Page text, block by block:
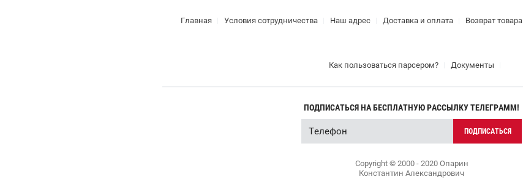
Главная Условия сотрудничества Наш адрес Доставка и оплата Возврат товара
Как пользоваться парсером? Документы
ПОДПИСАТЬСЯ НА БЕСПЛАТНУЮ РАССЫЛКУ ТЕЛЕГРАММ!
ПОДПИСАТЬСЯ
Copyright © 2000 - 2020 Опарин
Константин Александрович